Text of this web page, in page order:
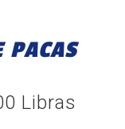
PACAS
Libras